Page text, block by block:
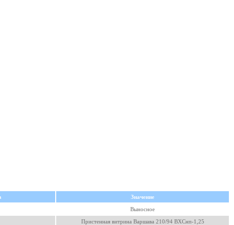
Значение
Выносное
Пристенная витрина Варшава 210/94 ВХСнп-1,25